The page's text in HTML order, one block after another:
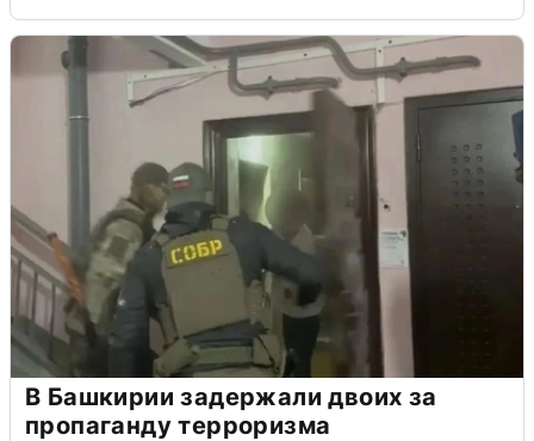
В Башкирии задержали двоих за
пропаганду терроризма